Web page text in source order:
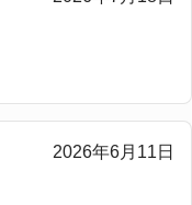
2026年6月11日